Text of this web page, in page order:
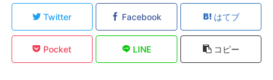
Twitter Facebook はてブ
Pocket LINE コピー